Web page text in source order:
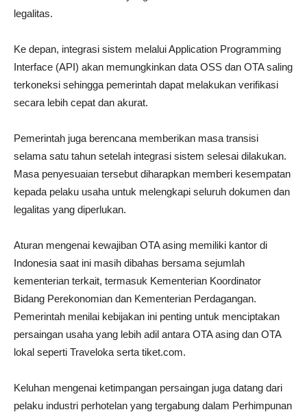
legalitas.
Ke depan, integrasi sistem melalui Application Programming
Interface (API) akan memungkinkan data OSS dan OTA saling
terkoneksi sehingga pemerintah dapat melakukan verifikasi
secara lebih cepat dan akurat.
Pemerintah juga berencana memberikan masa transisi
selama satu tahun setelah integrasi sistem selesai dilakukan.
Masa penyesuaian tersebut diharapkan memberi kesempatan
kepada pelaku usaha untuk melengkapi seluruh dokumen dan
legalitas yang diperlukan.
Aturan mengenai kewajiban OTA asing memiliki kantor di
Indonesia saat ini masih dibahas bersama sejumlah
kementerian terkait, termasuk Kementerian Koordinator
Bidang Perekonomian dan Kementerian Perdagangan.
Pemerintah menilai kebijakan ini penting untuk menciptakan
persaingan usaha yang lebih adil antara OTA asing dan OTA
lokal seperti Traveloka serta tiket.com.
Keluhan mengenai ketimpangan persaingan juga datang dari
pelaku industri perhotelan yang tergabung dalam Perhimpunan